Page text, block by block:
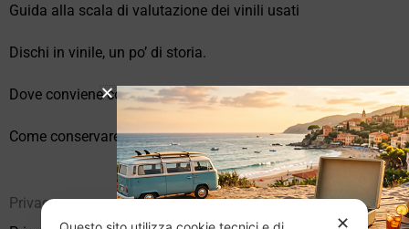
Guida alla scala di valutazione dei vinili usati
Dischi in vinile, un po’ di storia.
Dove conviene comprare vinili online?
Come conservare correttamente i vinili usati
Privacy
✕